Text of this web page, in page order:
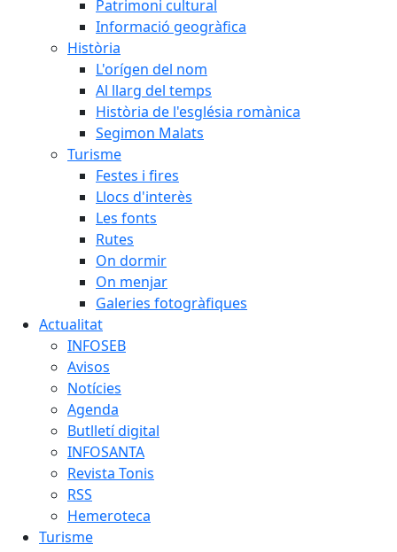
Patrimoni cultural
Informació geogràfica
Història
L'orígen del nom
Al llarg del temps
Història de l'església romànica
Segimon Malats
Turisme
Festes i fires
Llocs d'interès
Les fonts
Rutes
On dormir
On menjar
Galeries fotogràfiques
Actualitat
INFOSEB
Avisos
Notícies
Agenda
Butlletí digital
INFOSANTA
Revista Tonis
RSS
Hemeroteca
Turisme